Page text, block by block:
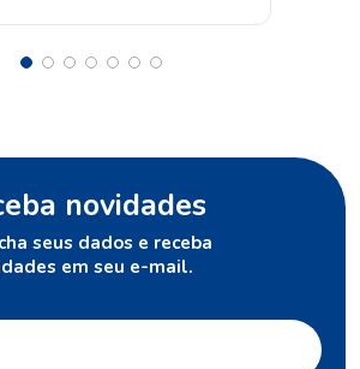
novidades
seus dados e receba
em seu e-mail.